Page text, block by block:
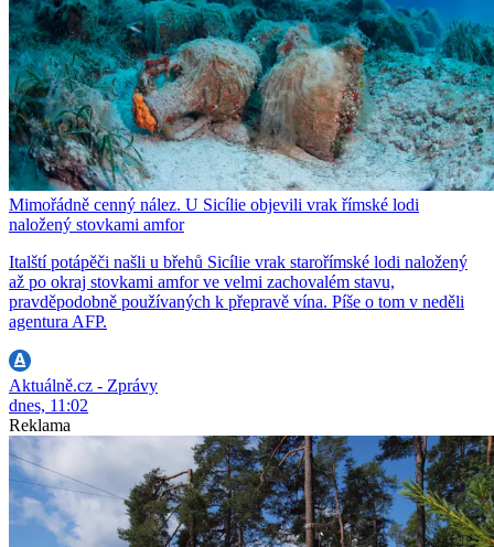
Mimořádně cenný nález. U Sicílie objevili vrak římské lodi
naložený stovkami amfor
Italští potápěči našli u břehů Sicílie vrak starořímské lodi naložený
až po okraj stovkami amfor ve velmi zachovalém stavu,
pravděpodobně používaných k přepravě vína. Píše o tom v neděli
agentura AFP.
Aktuálně.cz - Zprávy
dnes, 11:02
Reklama